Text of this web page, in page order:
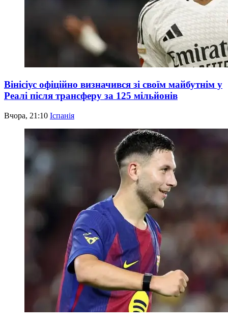
Вінісіус офіційно визначився зі своїм майбутнім у
Реалі після трансферу за 125 мільйонів
Вчора, 21:10 Іспанія